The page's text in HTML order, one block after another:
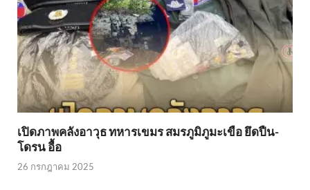
เปิดภาพคลังอาวุธ ทหารเขมร สมรภูมิภูมะเขือ ยึดปืน-
โดรน อื้อ
26 กรกฎาคม 2025